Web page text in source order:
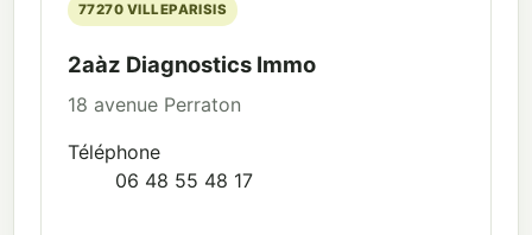
77270 VILLEPARISIS
2aàz Diagnostics Immo
18 avenue Perraton
Téléphone
06 48 55 48 17